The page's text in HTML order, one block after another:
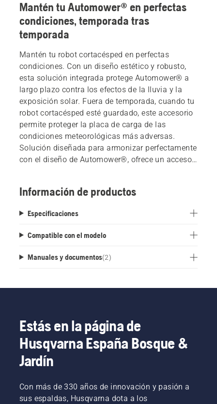
Mantén tu Automower® en perfectas
condiciones, temporada tras
temporada
Mantén tu robot cortacésped en perfectas
condiciones. Con un diseño estético y robusto,
esta solución integrada protege Automower® a
largo plazo contra los efectos de la lluvia y la
exposición solar. Fuera de temporada, cuando tu
robot cortacésped esté guardado, este accesorio
permite proteger la placa de carga de las
condiciones meteorológicas más adversas.
Solución diseñada para armonizar perfectamente
con el diseño de Automower®, ofrece un acceso
Información de productos
Especificaciones
Compatible con el modelo
Manuales y documentos(2)
Estás en la página de
Husqvarna España Bosque &
Jardín
Con más de 330 años de innovación y pasión a
sus espaldas, Husqvarna dota a los